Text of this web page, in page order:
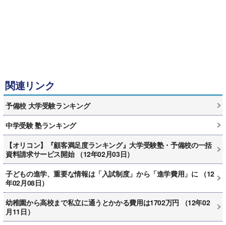
関連リンク
予備校 大学受験ランキング
中学受験 塾ランキング
【オリコン】『顧客満足度ランキング』大学受験塾・予備校の一括
資料請求サービス開始 （12年02月03日）
子どもの進学、重要な情報は「入試制度」から「進学費用」に （12
年02月08日）
幼稚園から高校まで私立に通うとかかる費用は1702万円 （12年02
月11日）